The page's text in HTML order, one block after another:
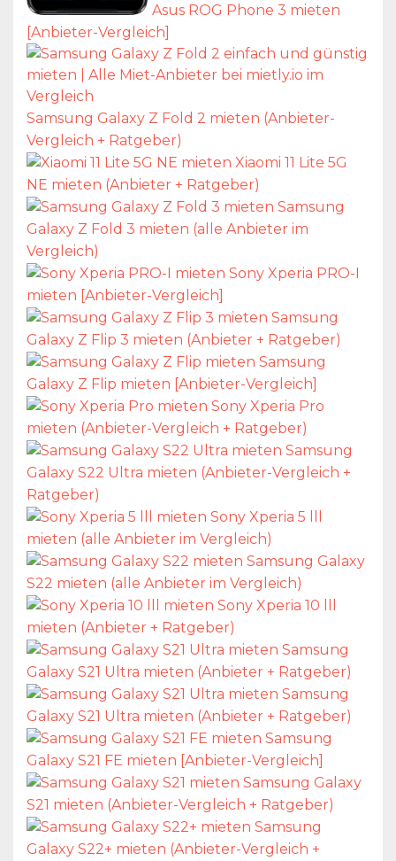
Asus ROG Phone 3 mieten
[Anbieter-Vergleich]
Samsung Galaxy Z Fold 2 mieten (Anbieter-
Vergleich + Ratgeber)
Xiaomi 11 Lite 5G
NE mieten (Anbieter + Ratgeber)
Samsung
Galaxy Z Fold 3 mieten (alle Anbieter im
Vergleich)
Sony Xperia PRO-I
mieten [Anbieter-Vergleich]
Samsung
Galaxy Z Flip 3 mieten (Anbieter + Ratgeber)
Samsung
Galaxy Z Flip mieten [Anbieter-Vergleich]
Sony Xperia Pro
mieten (Anbieter-Vergleich + Ratgeber)
Samsung
Galaxy S22 Ultra mieten (Anbieter-Vergleich +
Ratgeber)
Sony Xperia 5 lll
mieten (alle Anbieter im Vergleich)
Samsung Galaxy
S22 mieten (alle Anbieter im Vergleich)
Sony Xperia 10 lll
mieten (Anbieter + Ratgeber)
Samsung
Galaxy S21 Ultra mieten (Anbieter + Ratgeber)
Samsung
Galaxy S21 Ultra mieten (Anbieter + Ratgeber)
Samsung
Galaxy S21 FE mieten [Anbieter-Vergleich]
Samsung Galaxy
S21 mieten (Anbieter-Vergleich + Ratgeber)
Samsung
Galaxy S22+ mieten (Anbieter-Vergleich +